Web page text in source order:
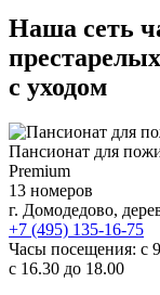
Наша сеть
с уходом
Пансионат для
Premium
13 номеров
г. Домодедово,
+7 (495) 135-16-75
Часы посещения: с
с 16.30 до 18.00